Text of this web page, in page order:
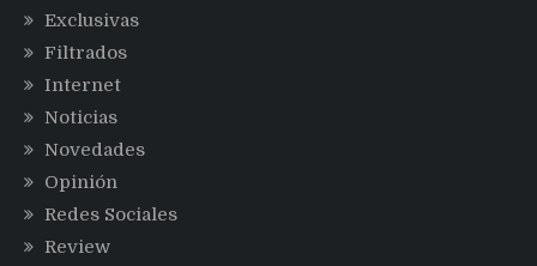
Exclusivas
Filtrados
Internet
Noticias
Novedades
Opinión
Redes Sociales
Review